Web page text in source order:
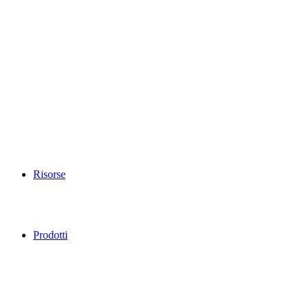
Risorse
Prodotti